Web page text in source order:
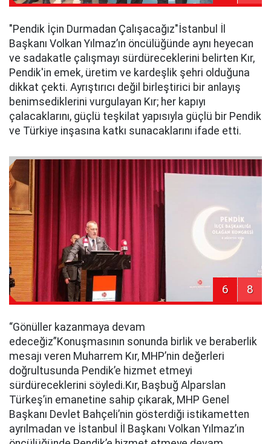
​"Pendik İçin Durmadan Çalışacağız"​İstanbul İl
Başkanı Volkan Yılmaz’ın öncülüğünde aynı heyecan
ve sadakatle çalışmayı sürdüreceklerini belirten Kır,
Pendik'in emek, üretim ve kardeşlik şehri olduğuna
dikkat çekti. Ayrıştırıcı değil birleştirici bir anlayış
benimsediklerini vurgulayan Kır; her kapıyı
çalacaklarını, güçlü teşkilat yapısıyla güçlü bir Pendik
ve Türkiye inşasına katkı sunacaklarını ifade etti.
6 8
“Gönüller kazanmaya devam
edeceğiz”Konuşmasının sonunda birlik ve beraberlik
mesajı veren Muharrem Kır, MHP’nin değerleri
doğrultusunda Pendik’e hizmet etmeyi
sürdüreceklerini söyledi.Kır, Başbuğ Alparslan
Türkeş’in emanetine sahip çıkarak, MHP Genel
Başkanı Devlet Bahçeli’nin gösterdiği istikametten
ayrılmadan ve İstanbul İl Başkanı Volkan Yılmaz’ın